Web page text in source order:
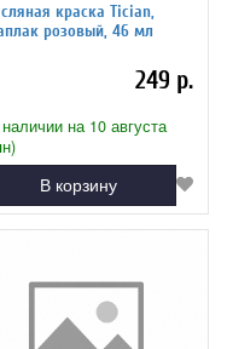
краска Tician,
розовый, 46 мл
249 р.
на 10 августа
В корзину